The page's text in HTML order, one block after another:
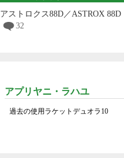
アストロクス88D／ASTROX 88D
32
アプリヤニ・ラハユ
過去の使用ラケットデュオラ10